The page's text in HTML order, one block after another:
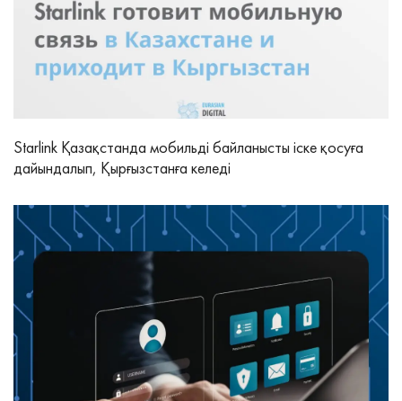
Starlink Қазақстанда мобильді байланысты іске қосуға
дайындалып, Қырғызстанға келеді